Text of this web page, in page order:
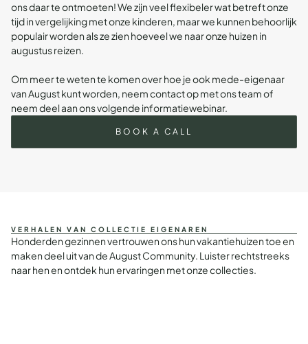
ons daar te ontmoeten! We zijn veel flexibeler wat betreft onze
tijd in vergelijking met onze kinderen, maar we kunnen behoorlijk
populair worden als ze zien hoeveel we naar onze huizen in
augustus reizen.
Om meer te weten te komen over hoe je ook mede-eigenaar
van August kunt worden, neem contact op met ons teamof
neem deel aan ons volgende informatiewebinar.
BOOK A CALL
VERHALEN VAN COLLECTIE EIGENAREN
Honderden gezinnen vertrouwen ons hun vakantiehuizen toe en
maken deel uit van de August Community. Luister rechtstreeks
naar hen en ontdek hun ervaringen met onze collecties.